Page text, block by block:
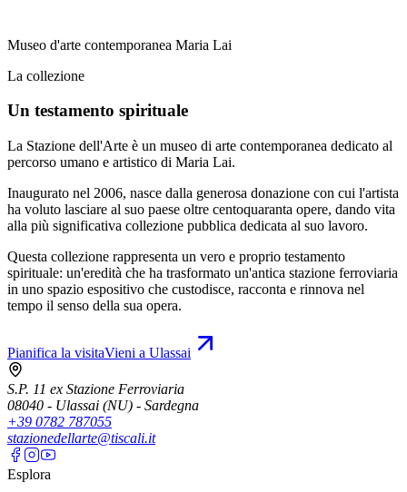
Museo d'arte contemporanea Maria Lai
La collezione
Un testamento spirituale
La Stazione dell'Arte è un museo di arte contemporanea dedicato al
percorso umano e artistico di Maria Lai.
Inaugurato nel 2006, nasce dalla generosa donazione con cui l'artista
ha voluto lasciare al suo paese oltre centoquaranta opere, dando vita
alla più significativa collezione pubblica dedicata al suo lavoro.
Questa collezione rappresenta un vero e proprio testamento
spirituale: un'eredità che ha trasformato un'antica stazione ferroviaria
in uno spazio espositivo che custodisce, racconta e rinnova nel
tempo il senso della sua opera.
Pianifica la visitaVieni a Ulassai
S.P. 11 ex Stazione Ferroviaria
08040 - Ulassai (NU) - Sardegna
+39 0782 787055
stazionedellarte@tiscali.it
Esplora